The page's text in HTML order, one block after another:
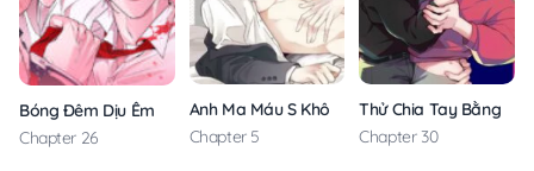
Bóng Đêm Dịu Êm
Chapter 26
Anh Ma Máu S Không Cho Tôi Ngủ Yên
Chapter 5
Thử Chia Tay Bằng
Chapter 30